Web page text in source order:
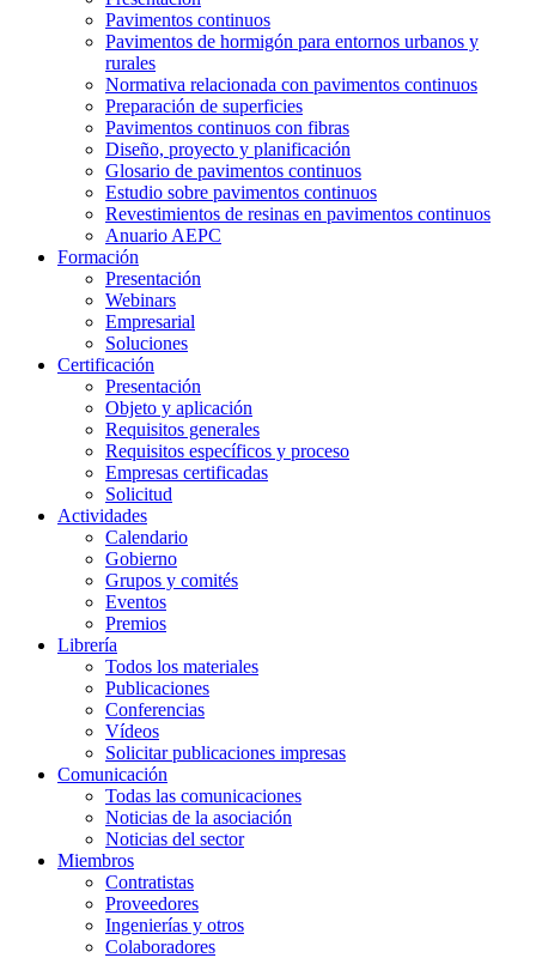
Pavimentos continuos
Pavimentos de hormigón para entornos urbanos y
rurales
Normativa relacionada con pavimentos continuos
Preparación de superficies
Pavimentos continuos con fibras
Diseño, proyecto y planificación
Glosario de pavimentos continuos
Estudio sobre pavimentos continuos
Revestimientos de resinas en pavimentos continuos
Anuario AEPC
Formación
Presentación
Webinars
Empresarial
Soluciones
Certificación
Presentación
Objeto y aplicación
Requisitos generales
Requisitos específicos y proceso
Empresas certificadas
Solicitud
Actividades
Calendario
Gobierno
Grupos y comités
Eventos
Premios
Librería
Todos los materiales
Publicaciones
Conferencias
Vídeos
Solicitar publicaciones impresas
Comunicación
Todas las comunicaciones
Noticias de la asociación
Noticias del sector
Miembros
Contratistas
Proveedores
Ingenierías y otros
Colaboradores